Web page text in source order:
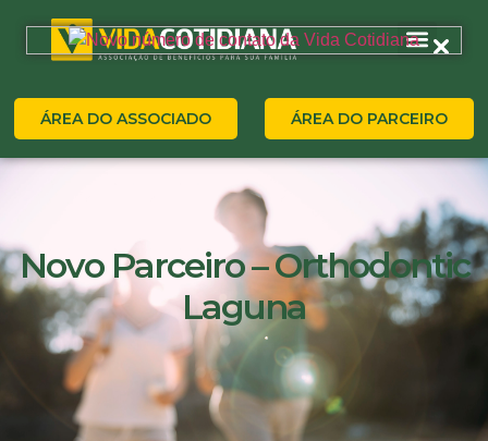
ÁREA DO ASSOCIADO ÁREA DO PARCEIRO
Novo Parceiro – Orthodontic
Laguna